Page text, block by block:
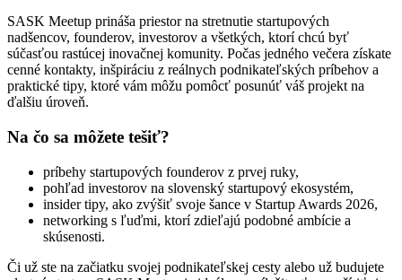
SASK Meetup prináša priestor na stretnutie startupových
nadšencov, founderov, investorov a všetkých, ktorí chcú byť
súčasťou rastúcej inovačnej komunity. Počas jedného večera získate
cenné kontakty, inšpiráciu z reálnych podnikateľských príbehov a
praktické tipy, ktoré vám môžu pomôcť posunúť váš projekt na
ďalšiu úroveň.
Na čo sa môžete tešiť?
príbehy startupových founderov z prvej ruky,
pohľad investorov na slovenský startupový ekosystém,
insider tipy, ako zvýšiť svoje šance v Startup Awards 2026,
networking s ľuďmi, ktorí zdieľajú podobné ambície a
skúsenosti.
Či už ste na začiatku svojej podnikateľskej cesty alebo už budujete